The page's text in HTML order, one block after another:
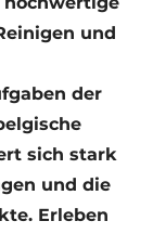
und
der
sich stark
und die
Erleben